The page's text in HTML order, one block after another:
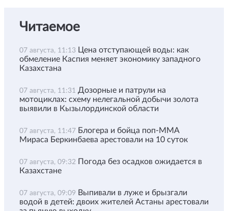
Читаемое
07 августа, 11:13 Цена отступающей воды: как
обмеление Каспия меняет экономику западного
Казахстана
07 августа, 11:31 Дозорные и патрули на
мотоциклах: схему нелегальной добычи золота
выявили в Кызылординской области
07 августа, 11:47 Блогера и бойца поп-ММА
Мираса Беркинбаева арестовали на 10 суток
07 августа, 09:32 Погода без осадков ожидается в
Казахстане
07 августа, 09:09 Выпивали в луже и брызгали
водой в детей: двоих жителей Астаны арестовали